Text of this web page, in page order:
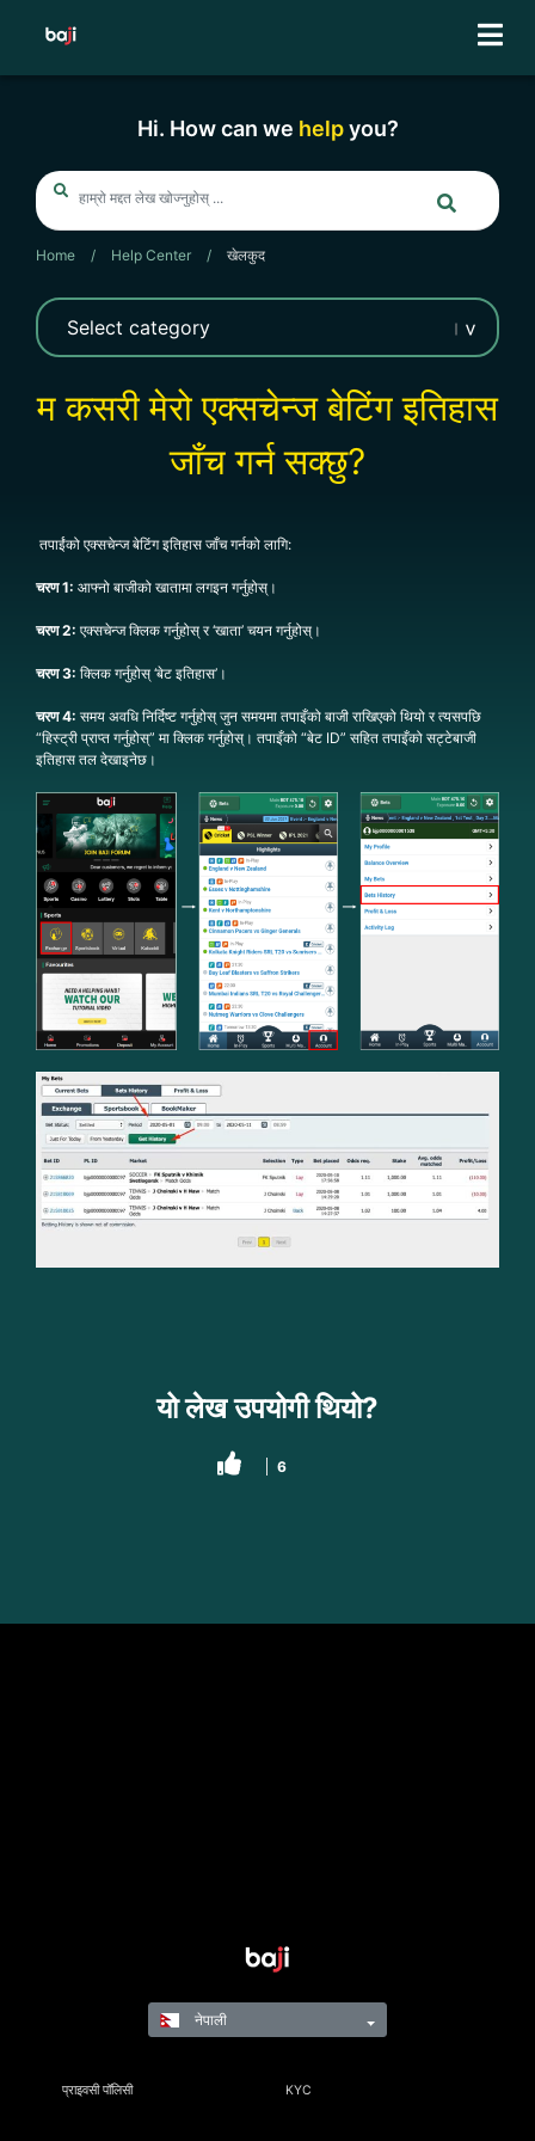
Hi. How can we helpyou?
Home / Help Center / खेलकुद
म कसरी मेरो एक्सचेन्ज बेटिंग इतिहास
जाँच गर्न सक्छु?
तपाईंको एक्सचेन्ज बेटिंग इतिहास जाँच गर्नको लागि:
चरण 1: आफ्नो बाजीको खातामा लगइन गर्नुहोस्।
चरण 2: एक्सचेन्ज क्लिक गर्नुहोस् र ‘खाता’ चयन गर्नुहोस्।
चरण 3: क्लिक गर्नुहोस् ‘बेट इतिहास’।
चरण 4: समय अवधि निर्दिष्ट गर्नुहोस् जुन समयमा तपाइँको बाजी राखिएको थियो र त्यसपछि
“हिस्ट्री प्राप्त गर्नुहोस्” मा क्लिक गर्नुहोस्। तपाइँको “बेट ID” सहित तपाइँको सट्टेबाजी
इतिहास तल देखाइनेछ।
यो लेख उपयोगी थियो?
6
प्राइवसी पॉलिसी KYC
नेपाली